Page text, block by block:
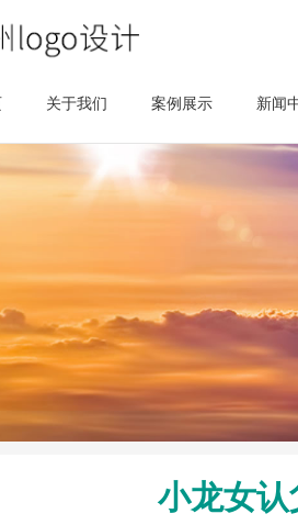
关于我们 案例展示 新闻
小龙女